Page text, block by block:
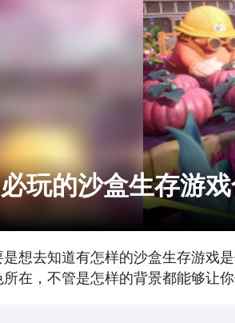
玩的沙盒生存游
是想去知道有怎样的沙盒生存游戏
所在，不管是怎样的背景都能够让